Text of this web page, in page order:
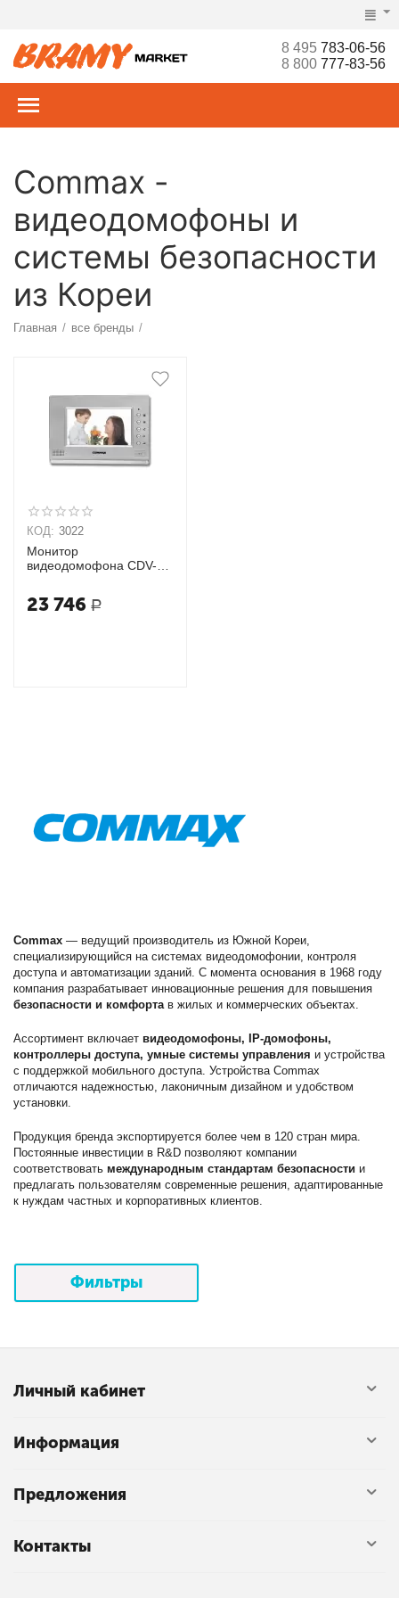
8 495783-06-56
8 800777-83-56
Commax -
видеодомофоны и
системы безопасности
из Кореи
Главная / все бренды /
Commax — ведущий производитель из Южной Кореи,
специализирующийся на системах видеодомофонии, контроля
доступа и автоматизации зданий. С момента основания в 1968 году
компания разрабатывает инновационные решения для повышения
безопасности и комфорта в жилых и коммерческих объектах.
Ассортимент включает видеодомофоны, IP-домофоны,
контроллеры доступа, умные системы управления и устройства
с поддержкой мобильного доступа. Устройства Commax
отличаются надежностью, лаконичным дизайном и удобством
установки.
Продукция бренда экспортируется более чем в 120 стран мира.
Постоянные инвестиции в R&D позволяют компании
соответствовать международным стандартам безопасности и
предлагать пользователям современные решения, адаптированные
к нуждам частных и корпоративных клиентов.
КОД: 3022
Монитор
видеодомофона CDV-
23 746 Р
Фильтры
Личный кабинет
Информация
Предложения
Контакты